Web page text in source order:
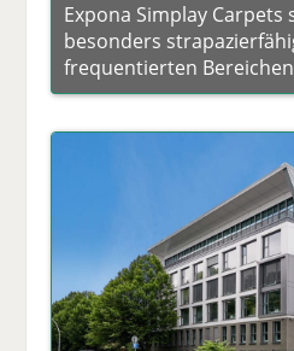
Expona Simplay
besonders
frequentierten